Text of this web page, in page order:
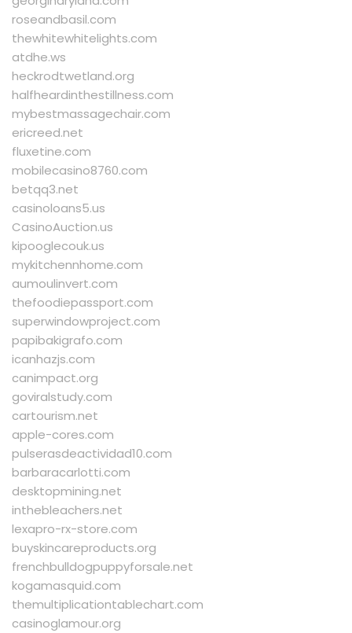
roseandbasil.com
thewhitewhitelights.com
atdhe.ws
heckrodtwetland.org
halfheardinthestillness.com
mybestmassagechair.com
ericreed.net
fluxetine.com
mobilecasino8760.com
betqq3.net
casinoloans5.us
CasinoAuction.us
kipooglecouk.us
mykitchennhome.com
aumoulinvert.com
thefoodiepassport.com
superwindowproject.com
papibakigrafo.com
icanhazjs.com
canimpact.org
goviralstudy.com
cartourism.net
apple-cores.com
pulserasdeactividad10.com
barbaracarlotti.com
desktopmining.net
inthebleachers.net
lexapro-rx-store.com
buyskincareproducts.org
frenchbulldogpuppyforsale.net
kogamasquid.com
themultiplicationtablechart.com
casinoglamour.org